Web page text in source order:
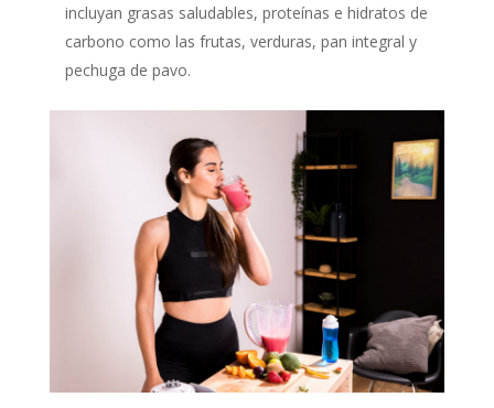
incluyan grasas saludables, proteínas e hidratos de
carbono como las frutas, verduras, pan integral y
pechuga de pavo.